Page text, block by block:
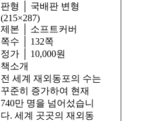
판형 │ 국배판 변형
(215×287)
제본 │ 소프트커버
쪽수 │ 132쪽
정가 │ 10,000원
책소개
전 세계 재외동포의 수는
꾸준히 증가하여 현재
740만 명을 넘어섰습니
다. 세계 곳곳의 재외동